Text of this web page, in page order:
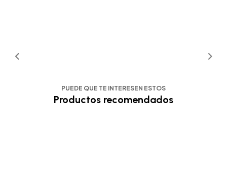
PUEDE QUE TE INTERESEN ESTOS
Productos recomendados